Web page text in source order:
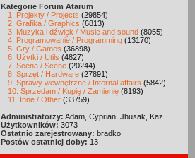
Kategorie Forum Atarum
1. Projekty / Projects (29854)
2. Grafika / Graphics (6813)
3. Muzyka i dźwięk / Music and sound (8055)
4. Programowanie / Programming (13170)
5. Gry / Games (36898)
6. Użytki / Utils (4827)
7. Scena / Scene (20244)
8. Sprzęt / Hardware (27891)
9. Sprawy wewnętrzne / Internal affairs (5842)
10. Sprzedam / Kupię / Zamienię (8193)
11. Inne / Other (33759)
Administratorzy: Adam, Cyprian, Jhusak, Kaz
Użytkowników: 3073
Ostatnio zarejestrowany: bradko
Postów ostatniej doby: 13